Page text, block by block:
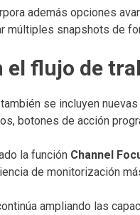
además opciones
múltiples snapshots de
el flujo de
se incluyen
botones de acción
la función Channel
de monitorización
ampliando las